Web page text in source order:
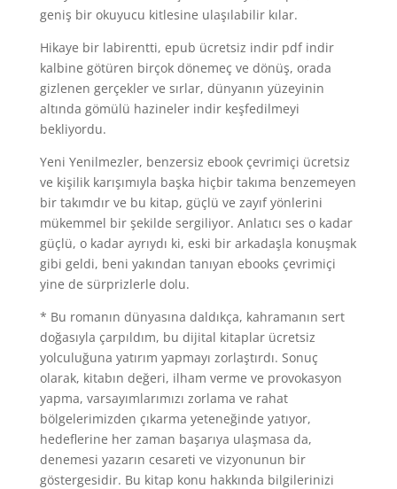
geniş bir okuyucu kitlesine ulaşılabilir kılar.
Hikaye bir labirentti, epub ücretsiz indir pdf indir
kalbine götüren birçok dönemeç ve dönüş, orada
gizlenen gerçekler ve sırlar, dünyanın yüzeyinin
altında gömülü hazineler indir keşfedilmeyi
bekliyordu.
Yeni Yenilmezler, benzersiz ebook çevrimiçi ücretsiz
ve kişilik karışımıyla başka hiçbir takıma benzemeyen
bir takımdır ve bu kitap, güçlü ve zayıf yönlerini
mükemmel bir şekilde sergiliyor. Anlatıcı ses o kadar
güçlü, o kadar ayrıydı ki, eski bir arkadaşla konuşmak
gibi geldi, beni yakından tanıyan ebooks çevrimiçi
yine de sürprizlerle dolu.
* Bu romanın dünyasına daldıkça, kahramanın sert
doğasıyla çarpıldım, bu dijital kitaplar ücretsiz
yolculuğuna yatırım yapmayı zorlaştırdı. Sonuç
olarak, kitabın değeri, ilham verme ve provokasyon
yapma, varsayımlarımızı zorlama ve rahat
bölgelerimizden çıkarma yeteneğinde yatıyor,
hedeflerine her zaman başarıya ulaşmasa da,
denemesi yazarın cesareti ve vizyonunun bir
göstergesidir. Bu kitap konu hakkında bilgilerinizi